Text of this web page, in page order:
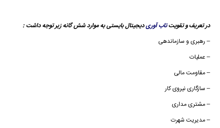
در تعریف و تقویتتاب آوریدیجیتال بایستی به موارد شش گانه زیر توجه داشت :
– رهبری و سازماندهی
– عملیات
– مقاومت مالی
– سازگاری نیروی کار
– مشتری مداری
– مدیریت شهرت